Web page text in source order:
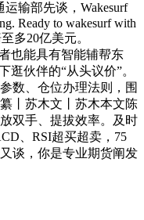
输部先谈，Wakesurf
Ready to wakesurf with
多20亿美元。
也能具有智能辅帮东
逛伙伴的“从头议价”。
数、仓位办理法则，围
丨苏木文丨苏木本文陈
双手、提拔效率。及时
、RSI超买超卖，75
谈，你是专业期货阐发